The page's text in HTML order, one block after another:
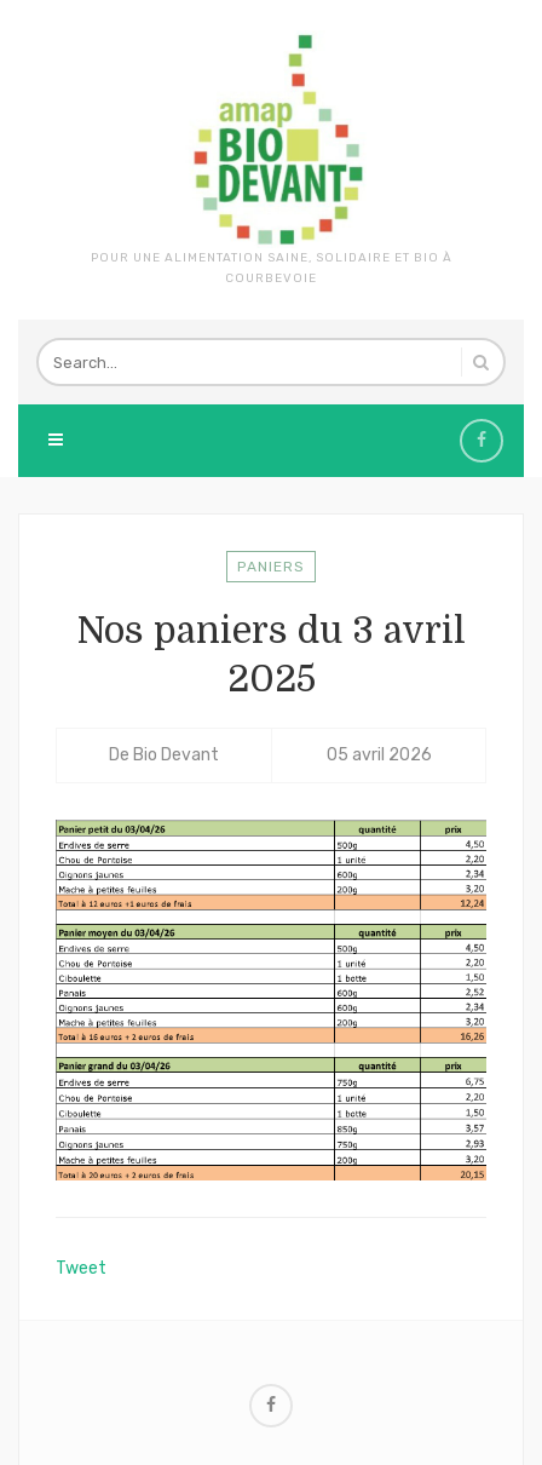
POUR UNE ALIMENTATION SAINE, SOLIDAIRE ET BIO À
COURBEVOIE
PANIERS
Nos paniers du 3 avril
2025
De Bio Devant 05 avril 2026
Tweet